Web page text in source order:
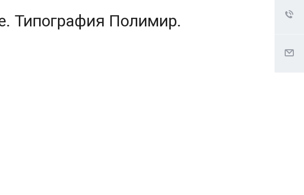
Типография Полимир.